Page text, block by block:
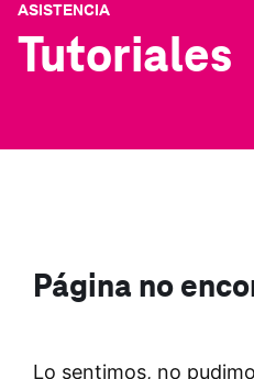
ASISTENCIA
Tutoriales